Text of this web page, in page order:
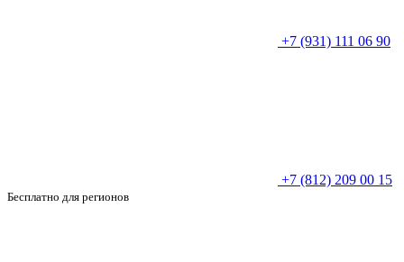
+7 (931) 111 06 90
+7 (812) 209 00 15
Бесплатно для регионов